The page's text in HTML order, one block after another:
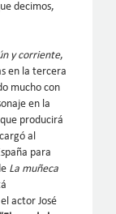
decimos,
y corriente,
en la tercera
mucho con
en la
producirá
al
para
La muñeca
actor José